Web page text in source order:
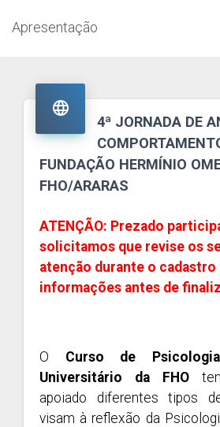
Apresentação

4ª JORNADA DE
FUNDAÇÃO HERMÍNIO
FHO/ARARAS
ATENÇÃO: Prezado
solicitamos que revise os
atenção durante o cadastro
informações antes de
O Curso de
Universitário da FHO
apoiado diferentes tipos
visam à reflexão da